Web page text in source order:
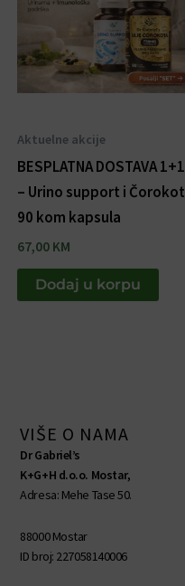
Aktuelne akcije
BESPLATNA DOSTAVA 1+1
– Urino support i Čorokot
90 kom kapsula
67,00 KM
Dodaj u korpu
VIŠE O NAMA
Dr Gabriel’s
K+G+H d.o.o. Mostar,
Adresa: Mehe Tase 50.
88000 Mostar
ID broj: 227058140006